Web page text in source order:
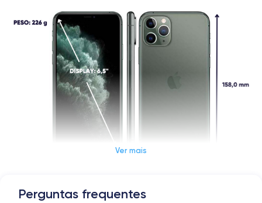
Dimensões e peso do iPhone 11 Pro Max
Ver mais
Perguntas frequentes